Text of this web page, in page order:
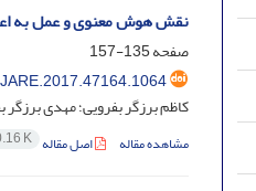
نقش هوش معنوی و عمل به
صفحه135-157
کاظم برزگر بفرویی؛ مهدی
مشاهده مقاله اصل مقاله K